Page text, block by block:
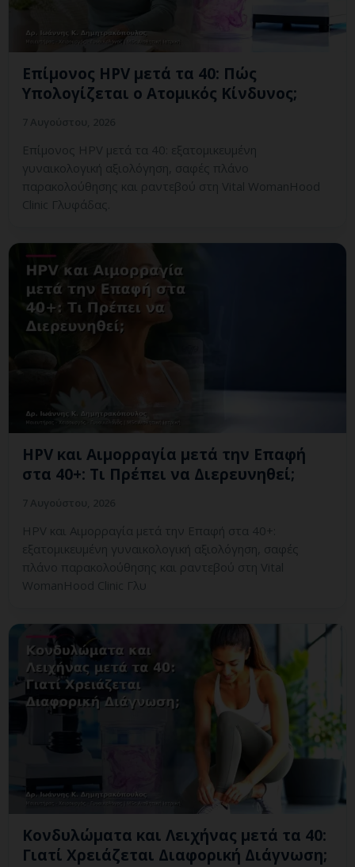
Επίμονος HPV μετά τα 40: Πώς
Υπολογίζεται ο Ατομικός Κίνδυνος;
Επίμονος HPV μετά τα 40: εξατομικευμένη
γυναικολογική αξιολόγηση, σαφές πλάνο
παρακολούθησης και ραντεβού στη Vital WomanHood
Clinic Γλυφάδας.
HPV και Αιμορραγία μετά την Επαφή
στα 40+: Τι Πρέπει να Διερευνηθεί;
HPV και Αιμορραγία μετά την Επαφή στα 40+:
εξατομικευμένη γυναικολογική αξιολόγηση, σαφές
πλάνο παρακολούθησης και ραντεβού στη Vital
WomanHood Clinic Γλυ
Κονδυλώματα και Λειχήνας μετά τα 40:
Γιατί Χρειάζεται Διαφορική Διάγνωση;